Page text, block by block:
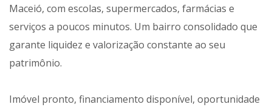
Maceió, com escolas, supermercados, farmácias e
serviços a poucos minutos. Um bairro consolidado que
garante liquidez e valorização constante ao seu
patrimônio.
Imóvel pronto, financiamento disponível, oportunidade